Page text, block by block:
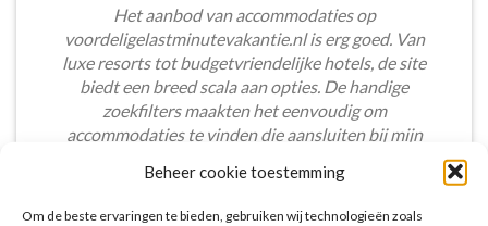
Beheer cookie toestemming
Om de beste ervaringen te bieden, gebruiken wij technologieën zoals
Het aanbod van accommodaties op
voordeligelastminutevakantie.nl is erg goed. Van
luxe resorts tot budgetvriendelijke hotels, de site
biedt een breed scala aan opties. De handige
zoekfilters maakten het eenvoudig om
accommodaties te vinden die aansluiten bij mijn